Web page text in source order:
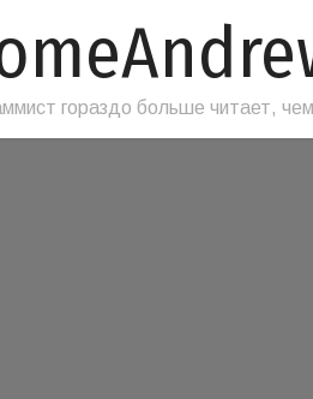
гораздо больше читает,